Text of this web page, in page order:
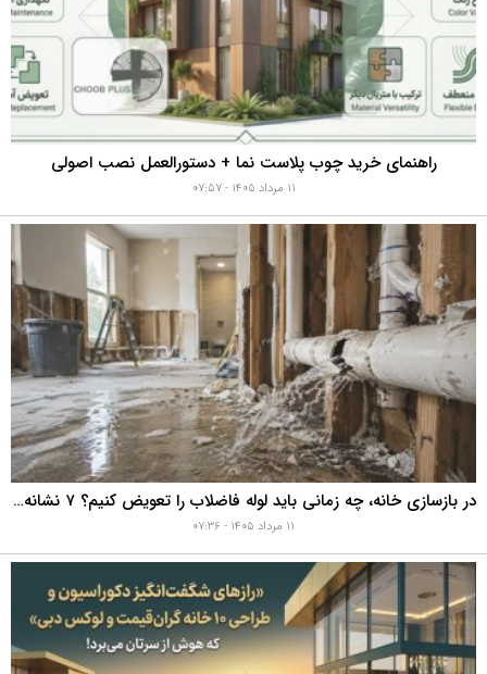
راهنمای خرید چوب پلاست نما + دستورالعمل نصب اصولی
در بازسازی خانه، چه زمانی باید لوله فاضلاب را تعویض کنیم؟ ۷ نشانه‌ای که نباید نادیده بگیرید